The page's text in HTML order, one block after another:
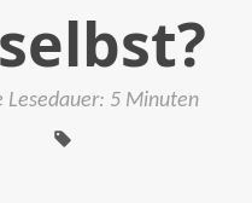
Lesedauer: 5 MinutenTags: